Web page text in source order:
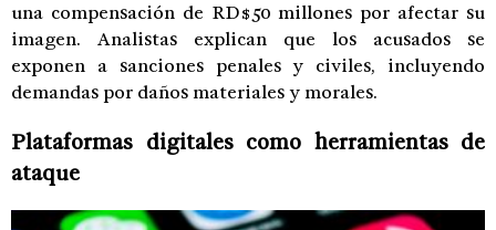
una compensación de RD$50 millones por afectar su
imagen. Analistas explican que los acusados se
exponen a sanciones penales y civiles, incluyendo
demandas por daños materiales y morales.
Plataformas digitales como herramientas de
ataque